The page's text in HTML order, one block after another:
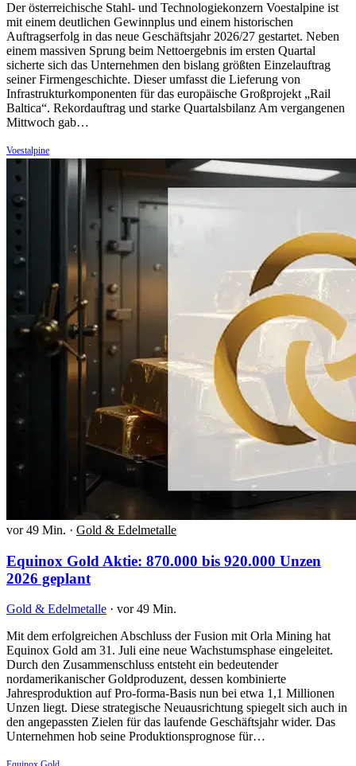
Der österreichische Stahl- und Technologiekonzern Voestalpine ist
mit einem deutlichen Gewinnplus und einem historischen
Auftragserfolg in das neue Geschäftsjahr 2026/27 gestartet. Neben
einem massiven Sprung beim Nettoergebnis im ersten Quartal
sicherte sich das Unternehmen den bislang größten Einzelauftrag
seiner Firmengeschichte. Dieser umfasst die Lieferung von
Infrastrukturkomponenten für das europäische Großprojekt „Rail
Baltica“. Rekordauftrag und starke Quartalsbilanz Am vergangenen
Mittwoch gab…
Voestalpine
vor 49 Min. · Gold & Edelmetalle
Equinox Gold Aktie: 870.000 bis 920.000 Unzen
2026 geplant
Gold & Edelmetalle · vor 49 Min.
Mit dem erfolgreichen Abschluss der Fusion mit Orla Mining hat
Equinox Gold am 31. Juli eine neue Wachstumsphase eingeleitet.
Durch den Zusammenschluss entsteht ein bedeutender
nordamerikanischer Goldproduzent, dessen kombinierte
Jahresproduktion auf Pro-forma-Basis nun bei etwa 1,1 Millionen
Unzen liegt. Diese strategische Neuausrichtung spiegelt sich auch in
den angepassten Zielen für das laufende Geschäftsjahr wider. Das
Unternehmen hob seine Produktionsprognose für…